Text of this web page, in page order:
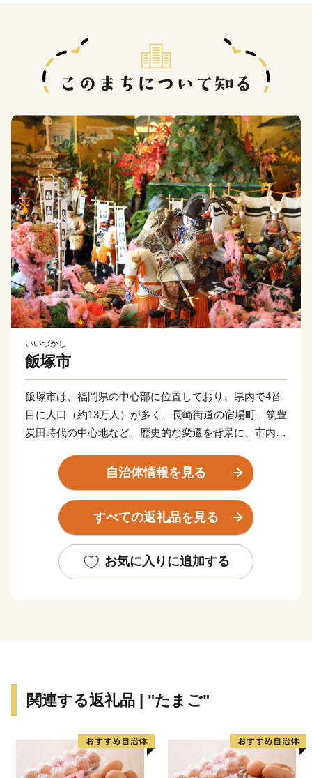
いいづかし
飯塚市
飯塚市は、福岡県の中心部に位置しており、県内で4番
目に人口（約13万人）が多く、長崎街道の宿場町、筑豊
炭田時代の中心地など、歴史的な変遷を背景に、市内に
市民が安心して暮らせる健幸都市(けんこうとし)を目指
し「まちづくり」を推進しております。
飯塚市の応援よろしくお願いします！
自治体情報を見る
すべての返礼品を見る
お気に入りに追加する
関連する返礼品 | "たまご"